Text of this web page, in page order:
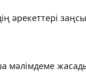
әрекеттері
мәлімдеме